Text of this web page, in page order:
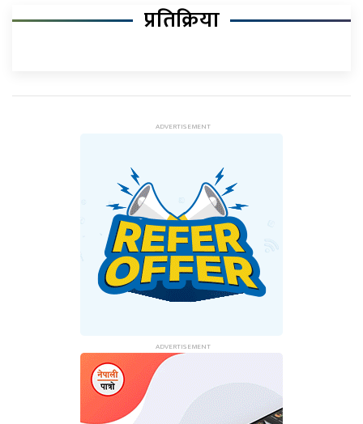
प्रतिक्रिया